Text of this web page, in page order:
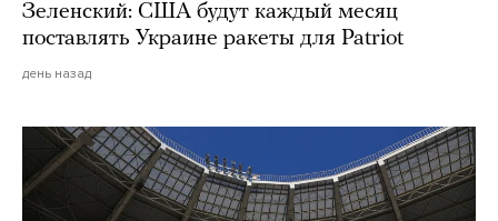
Зеленский: США будут каждый месяц
поставлять Украине ракеты для Patriot
день назад